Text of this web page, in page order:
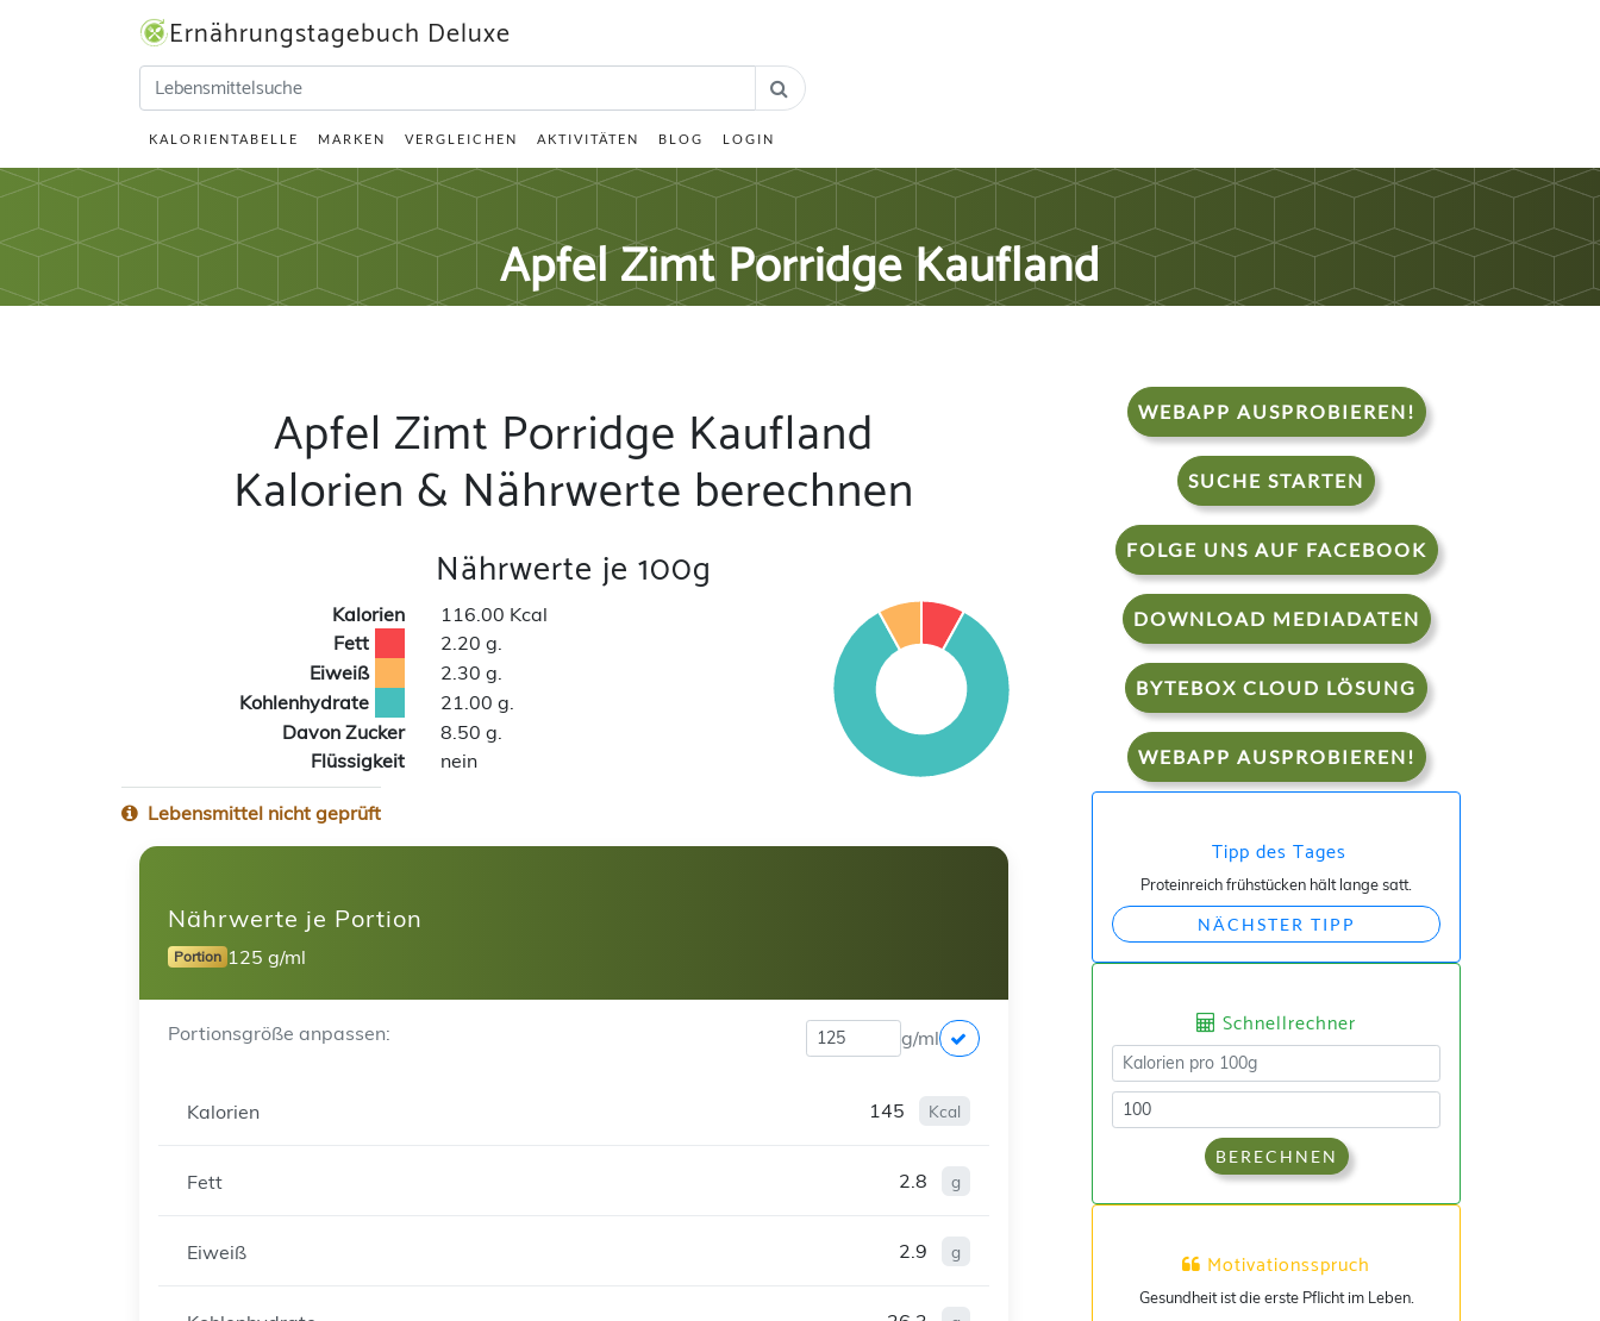
Ernährungstagebuch Deluxe
KALORIENTABELLE MARKEN VERGLEICHEN AKTIVITÄTEN BLOG LOGIN
Apfel Zimt Porridge Kaufland
Apfel Zimt Porridge Kaufland
Kalorien & Nährwerte berechnen
Nährwerte je 100g
Kalorien
116.00 Kcal
Fett
2.20 g.
Eiweiß
2.30 g.
Kohlenhydrate
21.00 g.
Davon Zucker
8.50 g.
Flüssigkeit
nein
Lebensmittel nicht geprüft
Nährwerte je Portion
Portion 125 g/ml
Portionsgröße anpassen: g/ml
Kalorien 145 Kcal
Fett 2.8 g
Eiweiß 2.9 g
WEBAPP AUSPROBIEREN!
SUCHE STARTEN
FOLGE UNS AUF FACEBOOK
DOWNLOAD MEDIADATEN
BYTEBOX CLOUD LÖSUNG
WEBAPP AUSPROBIEREN!
Tipp des Tages
Proteinreich frühstücken hält lange satt.
NÄCHSTER TIPP
Schnellrechner
BERECHNEN
Motivationsspruch
Gesundheit ist die erste Pflicht im Leben.